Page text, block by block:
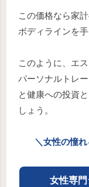
この価格なら家
ボディラインを
このように、エ
パーソナルトレ
と健康への投資
しょう。
＼女性の憧
女性専